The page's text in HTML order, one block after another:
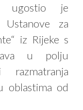
ugostio je
za
iz Rijeke s
u polju
oblastima od